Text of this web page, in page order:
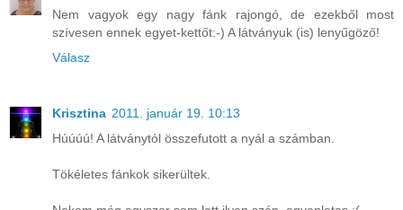
Nem vagyok egy nagy fánk rajongó, de ezekből most
szívesen ennek egyet-kettőt:-) A látványuk (is) lenyűgöző!
Válasz
Krisztina 2011. január 19. 10:13
Húúúú! A látványtól összefutott a nyál a számban.
Tökéletes fánkok sikerültek.